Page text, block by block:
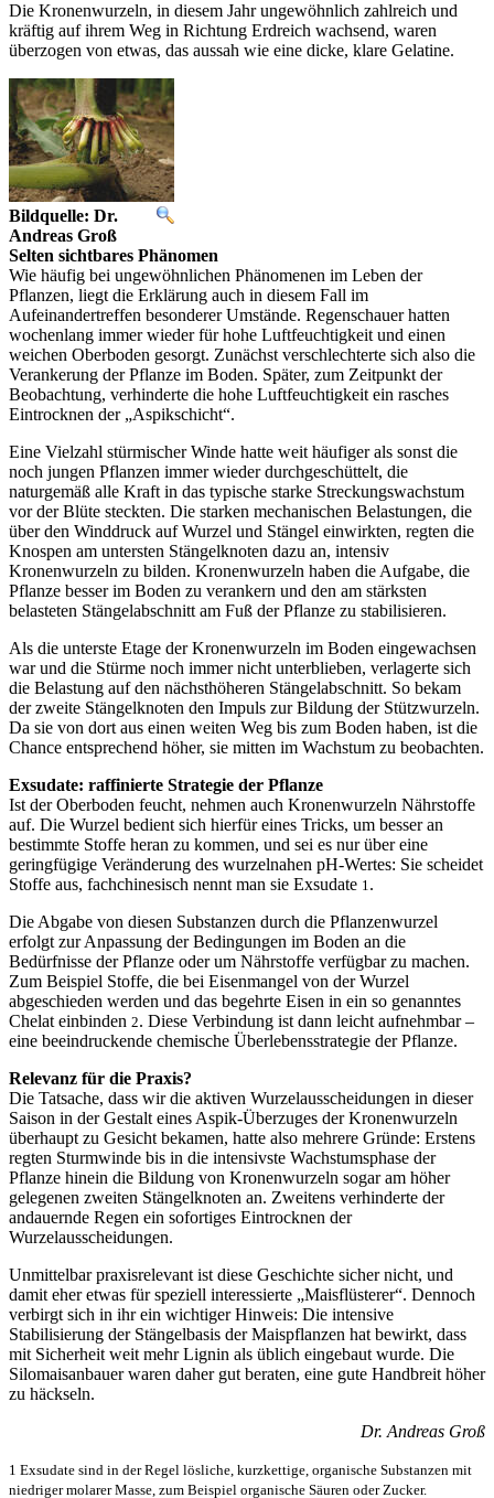
Die Kronenwurzeln, in diesem Jahr ungewöhnlich zahlreich und
kräftig auf ihrem Weg in Richtung Erdreich wachsend, waren
überzogen von etwas, das aussah wie eine dicke, klare Gelatine.
Bildquelle: Dr.
Andreas Groß
Selten sichtbares Phänomen
Wie häufig bei ungewöhnlichen Phänomenen im Leben der
Pflanzen, liegt die Erklärung auch in diesem Fall im
Aufeinandertreffen besonderer Umstände. Regenschauer hatten
wochenlang immer wieder für hohe Luftfeuchtigkeit und einen
weichen Oberboden gesorgt. Zunächst verschlechterte sich also die
Verankerung der Pflanze im Boden. Später, zum Zeitpunkt der
Beobachtung, verhinderte die hohe Luftfeuchtigkeit ein rasches
Eintrocknen der „Aspikschicht“.
Eine Vielzahl stürmischer Winde hatte weit häufiger als sonst die
noch jungen Pflanzen immer wieder durchgeschüttelt, die
naturgemäß alle Kraft in das typische starke Streckungswachstum
vor der Blüte steckten. Die starken mechanischen Belastungen, die
über den Winddruck auf Wurzel und Stängel einwirkten, regten die
Knospen am untersten Stängelknoten dazu an, intensiv
Kronenwurzeln zu bilden. Kronenwurzeln haben die Aufgabe, die
Pflanze besser im Boden zu verankern und den am stärksten
belasteten Stängelabschnitt am Fuß der Pflanze zu stabilisieren.
Als die unterste Etage der Kronenwurzeln im Boden eingewachsen
war und die Stürme noch immer nicht unterblieben, verlagerte sich
die Belastung auf den nächsthöheren Stängelabschnitt. So bekam
der zweite Stängelknoten den Impuls zur Bildung der Stützwurzeln.
Da sie von dort aus einen weiten Weg bis zum Boden haben, ist die
Chance entsprechend höher, sie mitten im Wachstum zu beobachten.
Exsudate: raffinierte Strategie der Pflanze
Ist der Oberboden feucht, nehmen auch Kronenwurzeln Nährstoffe
auf. Die Wurzel bedient sich hierfür eines Tricks, um besser an
bestimmte Stoffe heran zu kommen, und sei es nur über eine
geringfügige Veränderung des wurzelnahen pH-Wertes: Sie scheidet
Stoffe aus, fachchinesisch nennt man sie Exsudate 1.
Die Abgabe von diesen Substanzen durch die Pflanzenwurzel
erfolgt zur Anpassung der Bedingungen im Boden an die
Bedürfnisse der Pflanze oder um Nährstoffe verfügbar zu machen.
Zum Beispiel Stoffe, die bei Eisenmangel von der Wurzel
abgeschieden werden und das begehrte Eisen in ein so genanntes
Chelat einbinden 2. Diese Verbindung ist dann leicht aufnehmbar –
eine beeindruckende chemische Überlebensstrategie der Pflanze.
Relevanz für die Praxis?
Die Tatsache, dass wir die aktiven Wurzelausscheidungen in dieser
Saison in der Gestalt eines Aspik-Überzuges der Kronenwurzeln
überhaupt zu Gesicht bekamen, hatte also mehrere Gründe: Erstens
regten Sturmwinde bis in die intensivste Wachstumsphase der
Pflanze hinein die Bildung von Kronenwurzeln sogar am höher
gelegenen zweiten Stängelknoten an. Zweitens verhinderte der
andauernde Regen ein sofortiges Eintrocknen der
Wurzelausscheidungen.
Unmittelbar praxisrelevant ist diese Geschichte sicher nicht, und
damit eher etwas für speziell interessierte „Maisflüsterer“. Dennoch
verbirgt sich in ihr ein wichtiger Hinweis: Die intensive
Stabilisierung der Stängelbasis der Maispflanzen hat bewirkt, dass
mit Sicherheit weit mehr Lignin als üblich eingebaut wurde. Die
Silomaisanbauer waren daher gut beraten, eine gute Handbreit höher
zu häckseln.
Dr. Andreas Groß
1 Exsudate sind in der Regel lösliche, kurzkettige, organische Substanzen mit
niedriger molarer Masse, zum Beispiel organische Säuren oder Zucker.